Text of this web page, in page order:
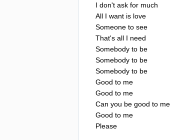
I don't ask for much
All I want is love
Someone to see
That's all I need
Somebody to be
Somebody to be
Somebody to be
Good to me
Good to me
Can you be good to me
Good to me
Please